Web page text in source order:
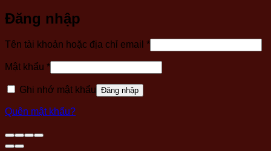
Đăng nhập
Tên tài khoản hoặc địa chỉ email *Bắt
buộc
Mật khẩu *Bắt
buộc
Ghi nhớ mật khẩu Đăng nhập
Quên mật khẩu?